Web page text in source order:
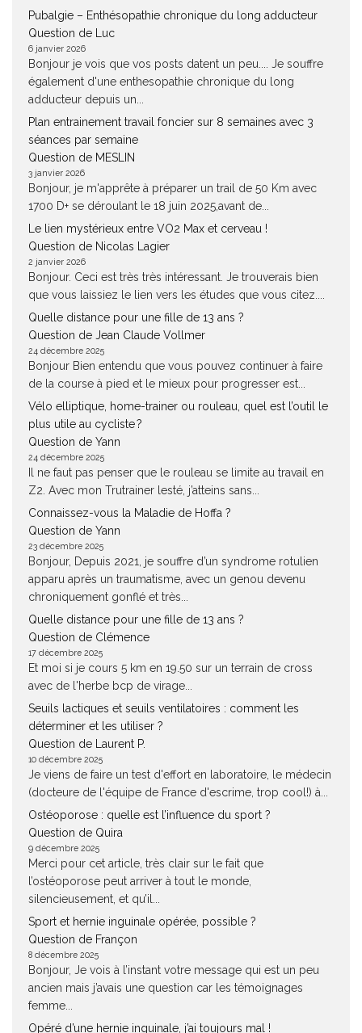
Pubalgie – Enthésopathie chronique du long adducteur
Question de Luc
6 janvier 2026
Bonjour je vois que vos posts datent un peu.... Je souffre
également d'une enthesopathie chronique du long
adducteur depuis un...
Plan entrainement travail foncier sur 8 semaines avec 3
séances par semaine
Question de MESLIN
3 janvier 2026
Bonjour, je m'apprête à préparer un trail de 50 Km avec
1700 D+ se déroulant le 18 juin 2025,avant de...
Le lien mystérieux entre VO2 Max et cerveau !
Question de Nicolas Lagier
2 janvier 2026
Bonjour. Ceci est très très intéressant. Je trouverais bien
que vous laissiez le lien vers les études que vous citez....
Quelle distance pour une fille de 13 ans ?
Question de Jean Claude Vollmer
24 décembre 2025
Bonjour Bien entendu que vous pouvez continuer à faire
de la course à pied et le mieux pour progresser est...
Vélo elliptique, home-trainer ou rouleau, quel est l’outil le
plus utile au cycliste ?
Question de Yann
24 décembre 2025
Il ne faut pas penser que le rouleau se limite au travail en
Z2. Avec mon Trutrainer lesté, j’atteins sans...
Connaissez-vous la Maladie de Hoffa ?
Question de Yann
23 décembre 2025
Bonjour, Depuis 2021, je souffre d’un syndrome rotulien
apparu après un traumatisme, avec un genou devenu
chroniquement gonflé et très...
Quelle distance pour une fille de 13 ans ?
Question de Clémence
17 décembre 2025
Et moi si je cours 5 km en 19.50 sur un terrain de cross
avec de l'herbe bcp de virage...
Seuils lactiques et seuils ventilatoires : comment les
déterminer et les utiliser ?
Question de Laurent P.
10 décembre 2025
Je viens de faire un test d'effort en laboratoire, le médecin
(docteure de l'équipe de France d'escrime, trop cool!) à...
Ostéoporose : quelle est l’influence du sport ?
Question de Quira
9 décembre 2025
Merci pour cet article, très clair sur le fait que
l’ostéoporose peut arriver à tout le monde,
silencieusement, et qu’il...
Sport et hernie inguinale opérée, possible ?
Question de Françon
8 décembre 2025
Bonjour, Je vois à l’instant votre message qui est un peu
ancien mais j’avais une question car les témoignages
femme...
Opéré d’une hernie inguinale, j’ai toujours mal !